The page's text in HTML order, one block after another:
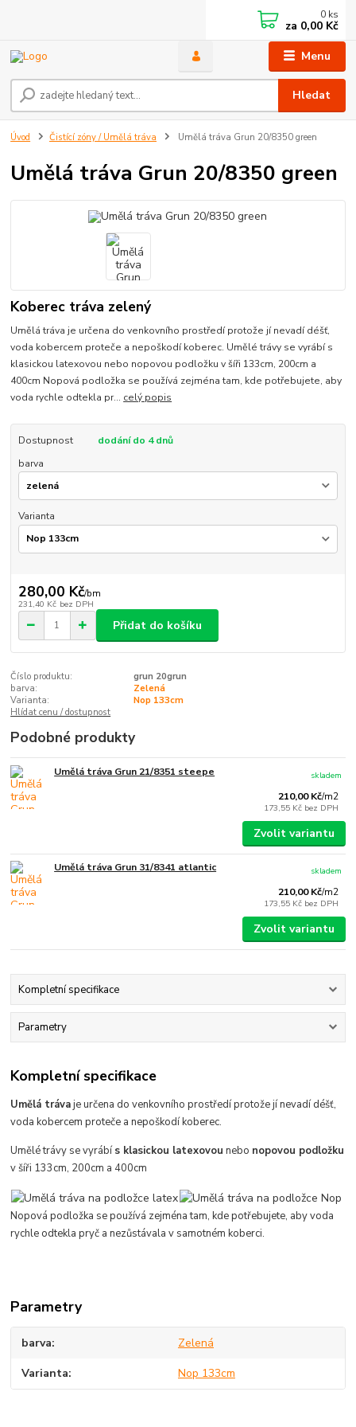
Menu
Hledat
0 ks
za 0,00 Kč
Úvod Čistící zóny / Umělá tráva Umělá tráva Grun 20/8350 green
Umělá tráva Grun 20/8350 green
Koberec tráva zelený
Umělá tráva je určena do venkovního prostředí protože jí nevadí déšť,
voda kobercem proteče a nepoškodí koberec. Umělé trávy se vyrábí s
klasickou latexovou nebo nopovou podložku v šíři 133cm, 200cm a
400cm Nopová podložka se používá zejména tam, kde potřebujete, aby
voda rychle odtekla pr... celý popis
Dostupnost
dodání do 4 dnů
barva
Varianta
280,00 Kč/bm
231,40 Kč bez DPH
Přidat do košíku
Číslo produktu:
grun 20grun
barva:
Zelená
Varianta:
Nop 133cm
Hlídat cenu / dostupnost
Podobné produkty
Umělá tráva Grun 21/8351 steepe
210,00 Kč/m2
173,55 Kč bez DPH
skladem
Zvolit variantu
Umělá tráva Grun 31/8341 atlantic
210,00 Kč/m2
173,55 Kč bez DPH
skladem
Zvolit variantu
Kompletní specifikace
Parametry
Kompletní specifikace
Umělá trávaje určena do venkovního prostředí protože jí nevadí déšť,
voda kobercem proteče a nepoškodí koberec.
Umělé trávy se vyrábís klasickou latexovou nebo nopovou podložku
v šíři 133cm, 200cm a 400cm
Nopová podložka se používá zejména tam, kde potřebujete, aby voda
rychle odtekla pryč a nezůstávala v samotném koberci.
Parametry
barva Zelená
Varianta Nop 133cm